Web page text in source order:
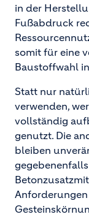
in der
Fußabdruck
somit für eine
Baustoffwahl
Statt nur
verwenden,
vollständig
genutzt. Die
bleiben